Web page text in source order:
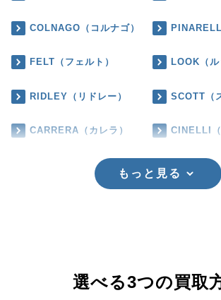
COLNAGO（コルナゴ）
FELT（フェルト） LOOK（ル
RIDLEY（リドレー） SCOTT（
CARRERA（カレラ） CINELLI（
もっと見る
選べる3つの買取